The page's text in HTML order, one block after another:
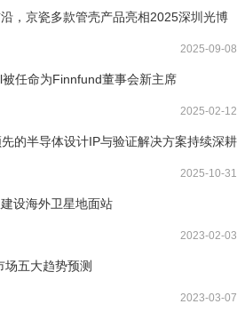
，京瓷多款管壳产品亮相2025深圳光博
2025-09-08
任命为Finnfund董事会新主席
2025-02-12
的半导体设计IP与验证解决方案持续深耕
2025-10-31
设海外卫星地面站
2023-02-03
场五大趋势预测
2023-03-07